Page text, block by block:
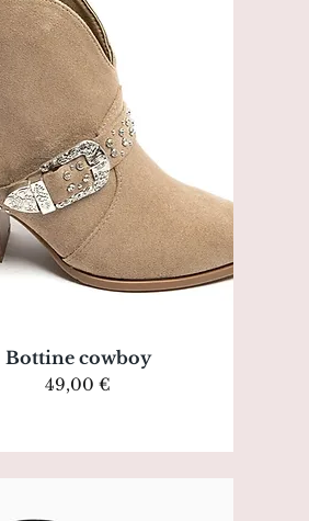
Aperçu rapide
Bottine cowboy
Prix
49,00 €